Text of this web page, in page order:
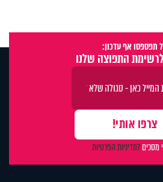
תפספסו אף עדכון:
התפוצה שלנו
מסכיםלמדיניות הפרטיות